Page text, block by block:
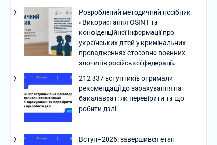
Розроблений методичний посібник
«Використання OSINT та
конфіденційної інформації про
українських дітей у кримінальних
провадженнях стосовно воєнних
злочинів російської федерації»
212 837 вступників отримали
рекомендації до зарахування на
бакалаврат: як перевірити та що
робити далі
Вступ–2026: завершився етап